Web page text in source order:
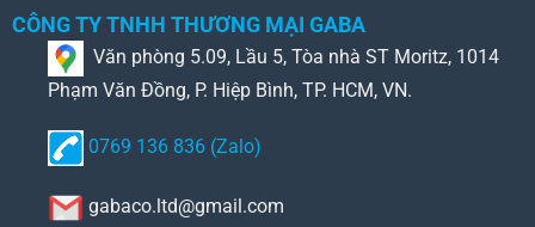
CÔNG TY TNHH THƯƠNG MẠI GABA
Văn phòng 5.09, Lầu 5, Tòa nhà ST Moritz, 1014
Phạm Văn Đồng, P. Hiệp Bình, TP. HCM, VN.
0769 136 836 (Zalo)
gabaco.ltd@gmail.com